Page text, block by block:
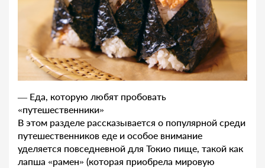
— Еда, которую любят пробовать
«путешественники»
В этом разделе рассказывается о популярной среди
путешественников еде и особое внимание
уделяется повседневной для Токио пище, такой как
лапша «рамен» (которая приобрела мировую